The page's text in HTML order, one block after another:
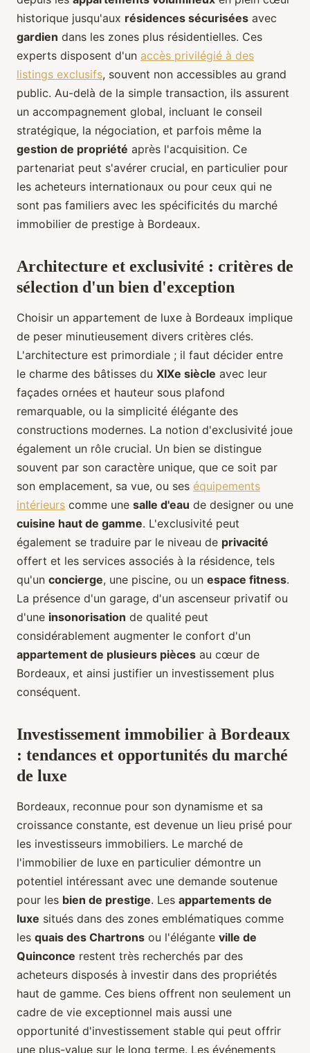
historique jusqu'aux résidences sécurisées avec
gardien dans les zones plus résidentielles. Ces
experts disposent d'un accès privilégié à des
listings exclusifs, souvent non accessibles au grand
public. Au-delà de la simple transaction, ils assurent
un accompagnement global, incluant le conseil
stratégique, la négociation, et parfois même la
gestion de propriété après l'acquisition. Ce
partenariat peut s'avérer crucial, en particulier pour
les acheteurs internationaux ou pour ceux qui ne
sont pas familiers avec les spécificités du marché
immobilier de prestige à Bordeaux.
Architecture et exclusivité : critères de
sélection d'un bien d'exception
Choisir un appartement de luxe à Bordeaux implique
de peser minutieusement divers critères clés.
L'architecture est primordiale ; il faut décider entre
le charme des bâtisses du XIXe siècle avec leur
façades ornées et hauteur sous plafond
remarquable, ou la simplicité élégante des
constructions modernes. La notion d'exclusivité joue
également un rôle crucial. Un bien se distingue
souvent par son caractère unique, que ce soit par
son emplacement, sa vue, ou ses équipements
intérieurs comme une salle d'eau de designer ou une
cuisine haut de gamme. L'exclusivité peut
également se traduire par le niveau de privacité
offert et les services associés à la résidence, tels
qu'un concierge, une piscine, ou un espace fitness.
La présence d'un garage, d'un ascenseur privatif ou
d'une insonorisation de qualité peut
considérablement augmenter le confort d'un
appartement de plusieurs pièces au cœur de
Bordeaux, et ainsi justifier un investissement plus
conséquent.
Investissement immobilier à Bordeaux
: tendances et opportunités du marché
de luxe
Bordeaux, reconnue pour son dynamisme et sa
croissance constante, est devenue un lieu prisé pour
les investisseurs immobiliers. Le marché de
l'immobilier de luxe en particulier démontre un
potentiel intéressant avec une demande soutenue
pour les bien de prestige. Les appartements de
luxe situés dans des zones emblématiques comme
les quais des Chartrons ou l'élégante ville de
Quinconce restent très recherchés par des
acheteurs disposés à investir dans des propriétés
haut de gamme. Ces biens offrent non seulement un
cadre de vie exceptionnel mais aussi une
opportunité d'investissement stable qui peut offrir
une plus-value sur le long terme. Les événements